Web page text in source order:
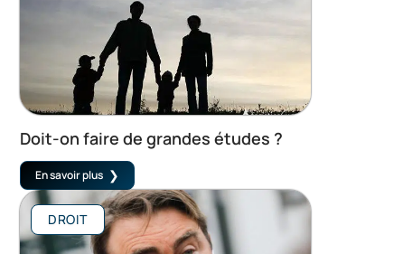
Doit-on faire de grandes études ?
En savoir plus
DROIT